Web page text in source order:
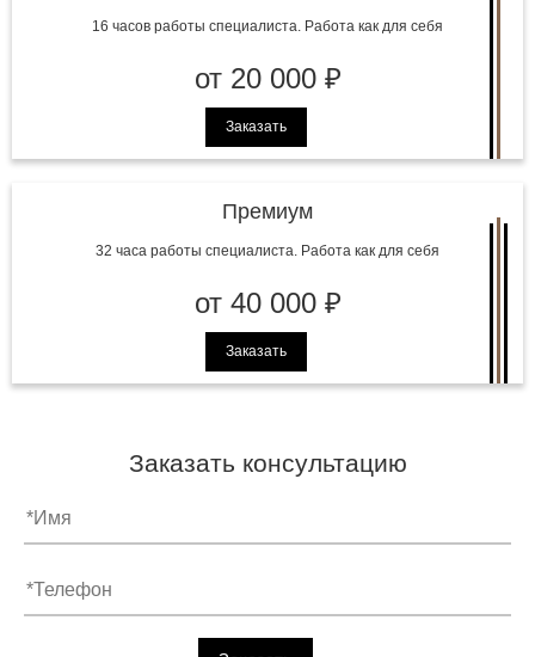
16 часов работы специалиста. Работа как для себя
от 20 000 ₽
Заказать
Премиум
32 часа работы специалиста. Работа как для себя
от 40 000 ₽
Заказать
Заказать консультацию